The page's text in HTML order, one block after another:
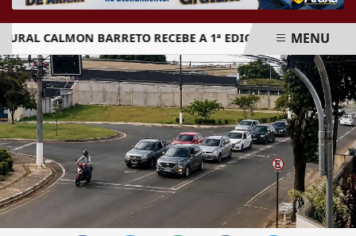
CALMON BARRETO RECEBE A 1ª EDIÇÃO DO ARAXÁ
EM ALTA
MENU